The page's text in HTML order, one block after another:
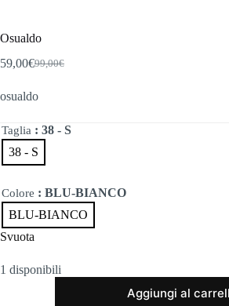
Osualdo
99,00€
Il
originale
99,00€.
59,00€Il
attuale
59,00€.
osualdo
Taglia : 38 - S
38 - S
Colore : BLU-BIANCO
BLU-BIANCO
Svuota
1 disponibili
Aggiungi al